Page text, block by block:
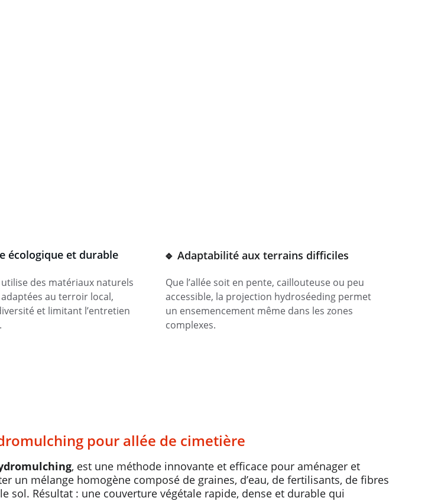
écologique et durable
des matériaux naturels
au terroir local,
et limitant l’entretien
Que l’allée soit en pente, caillouteuse ou peu
accessible, la projection hydroséeding permet
un ensemencement même dans les zones
complexes.
🔹 Adaptabilité aux terrains difficiles
pour allée de cimetière
, est une méthode innovante et efficace pour aménager et
un mélange homogène composé de graines, d’eau, de fertilisants, de fibres
sol. Résultat : une couverture végétale rapide, dense et durable qui